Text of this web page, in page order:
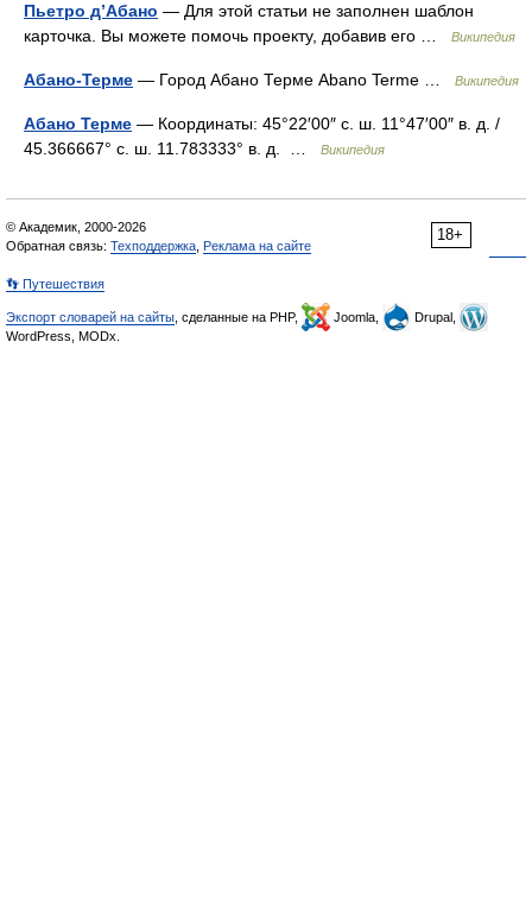
Пьетро д’Абано — Для этой статьи не заполнен шаблон
карточка. Вы можете помочь проекту, добавив его …
Википедия
Абано-Терме — Город Абано Терме Abano Terme … Википедия
Абано Терме — Координаты: 45°22′00″ с. ш. 11°47′00″ в. д. /
45.366667° с. ш. 11.783333° в. д. …
Википедия
18+
© Академик, 2000-2026
Обратная связь: Техподдержка Реклама на сайте
👣 Путешествия
Экспорт словарей на сайты , сделанные на PHP, Joomla,
Drupal,
WordPress, MODx.